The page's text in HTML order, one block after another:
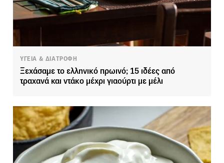
ΥΓΕΙΑ & ΔΙΑΤΡΟΦΗ
Ξεχάσαμε το ελληνικό πρωινό; 15 ιδέες από
τραχανά και ντάκο μέχρι γιαούρτι με μέλι